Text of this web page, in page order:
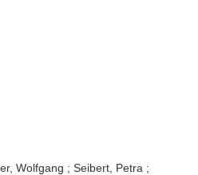
Wolfgang ; Seibert, Petra ;